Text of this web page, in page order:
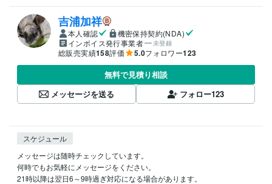
吉浦加祥
本人確認
機密保持契約(NDA)
インボイス発行事業者
未登録
総販売実績158評価 5.0フォロワー123
無料で見積り相談
メッセージを送る
フォロー123
スケジュール
メッセージは随時チェックしています。
何時でもお気軽にメッセージをください。
21時以降は翌日6～9時過ぎ対応になる場合があります。